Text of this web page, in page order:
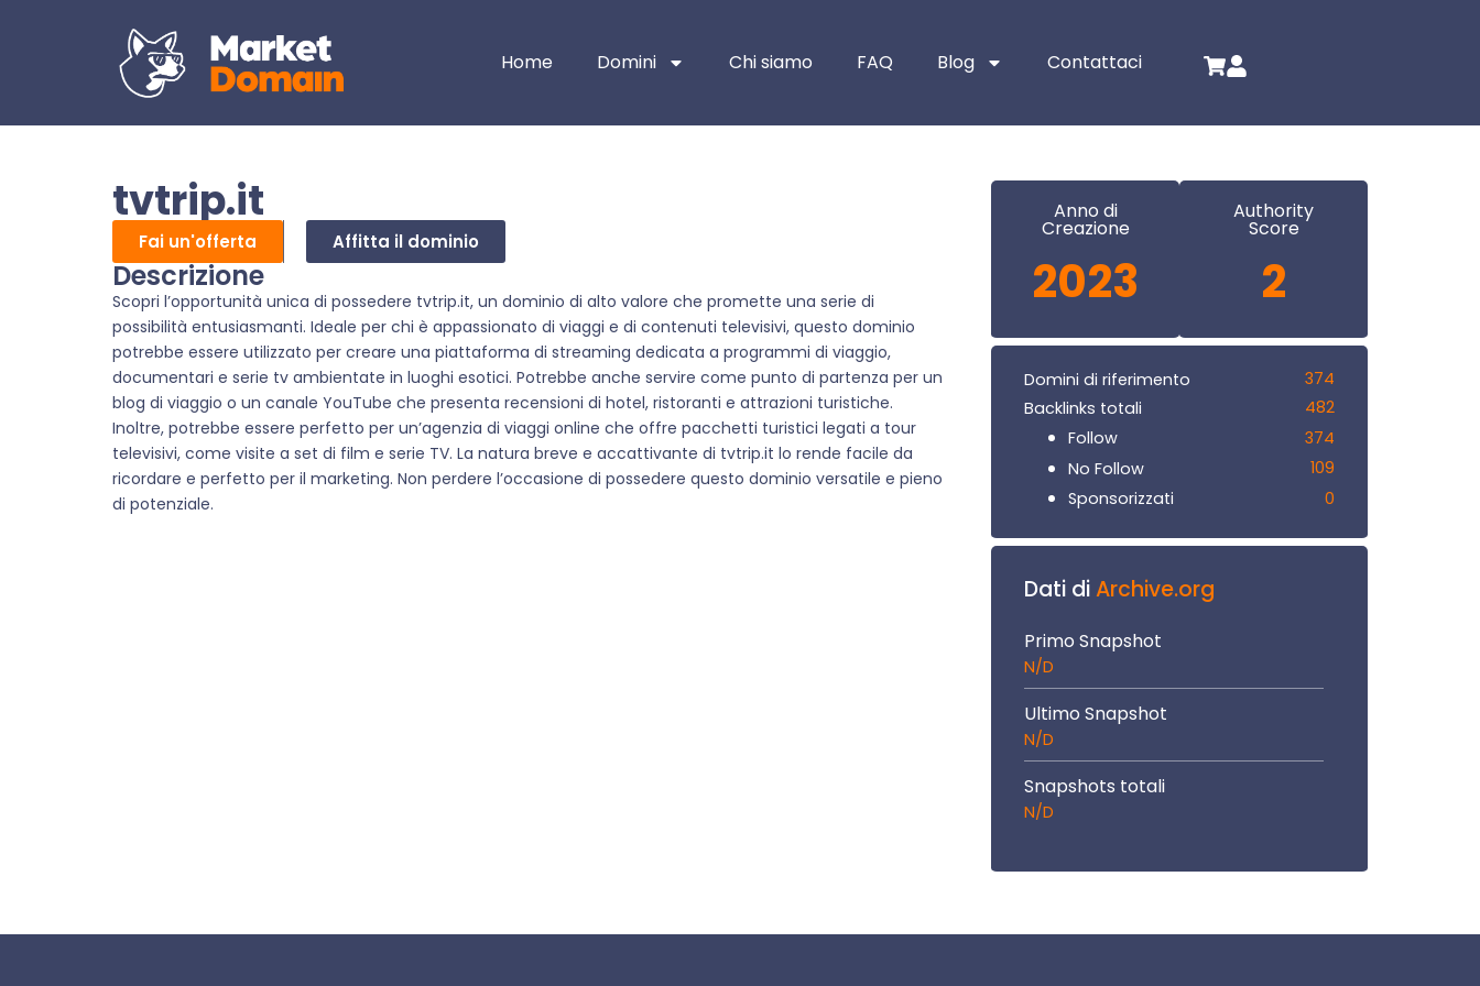
Home Domini Chi siamo FAQ Blog Contattaci
tvtrip.it
Fai un'offerta Affitta il dominio
Descrizione
Scopri l’opportunità unica di possedere tvtrip.it, un dominio di alto valore che promette una serie di
possibilità entusiasmanti. Ideale per chi è appassionato di viaggi e di contenuti televisivi, questo dominio
potrebbe essere utilizzato per creare una piattaforma di streaming dedicata a programmi di viaggio,
documentari e serie tv ambientate in luoghi esotici. Potrebbe anche servire come punto di partenza per un
blog di viaggio o un canale YouTube che presenta recensioni di hotel, ristoranti e attrazioni turistiche.
Inoltre, potrebbe essere perfetto per un’agenzia di viaggi online che offre pacchetti turistici legati a tour
televisivi, come visite a set di film e serie TV. La natura breve e accattivante di tvtrip.it lo rende facile da
ricordare e perfetto per il marketing. Non perdere l’occasione di possedere questo dominio versatile e pieno
di potenziale.
Anno di
Creazione
2023
Authority
Score
2
Domini di riferimento
374
Backlinks totali
482
Follow
374
No Follow
109
Sponsorizzati
0
Dati diArchive.org
Primo Snapshot
N/D
Ultimo Snapshot
N/D
Snapshots totali
N/D